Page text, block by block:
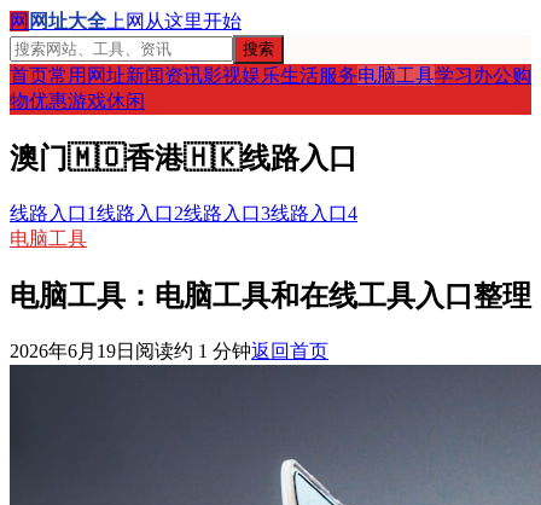
网 网址大全 上网从这里开始
搜索
首页常用网址新闻资讯影视娱乐生活服务电脑工具学习办公购
物优惠游戏休闲
澳门🇲🇴香港🇭🇰线路入口
线路入口1线路入口2线路入口3线路入口4
电脑工具
电脑工具：电脑工具和在线工具入口整理
2026年6月19日 阅读约 1 分钟返回首页